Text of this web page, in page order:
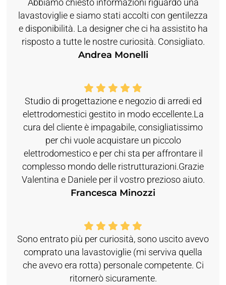
Abbiamo chiesto informazioni riguardo una
lavastoviglie e siamo stati accolti con gentilezza
e disponibilità. La designer che ci ha assistito ha
risposto a tutte le nostre curiosità. Consigliato.
Andrea Monelli
Studio di progettazione e negozio di arredi ed
elettrodomestici gestito in modo eccellente.La
cura del cliente è impagabile, consigliatissimo
per chi vuole acquistare un piccolo
elettrodomestico e per chi sta per affrontare il
complesso mondo delle ristrutturazioni.Grazie
Valentina e Daniele per il vostro prezioso aiuto.
Francesca Minozzi
Sono entrato più per curiosità, sono uscito avevo
comprato una lavastoviglie (mi serviva quella
che avevo era rotta) personale competente. Ci
ritornerò sicuramente.